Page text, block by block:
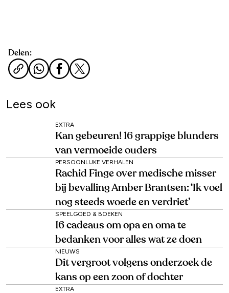
Delen:
Lees ook
EXTRA
Kan gebeuren! 16 grappige blunders
van vermoeide ouders
PERSOONLIJKE VERHALEN
Rachid Finge over medische misser
bij bevalling Amber Brantsen: ‘Ik voel
nog steeds woede en verdriet’
SPEELGOED & BOEKEN
16 cadeaus om opa en oma te
bedanken voor alles wat ze doen
NIEUWS
Dit vergroot volgens onderzoek de
kans op een zoon of dochter
EXTRA